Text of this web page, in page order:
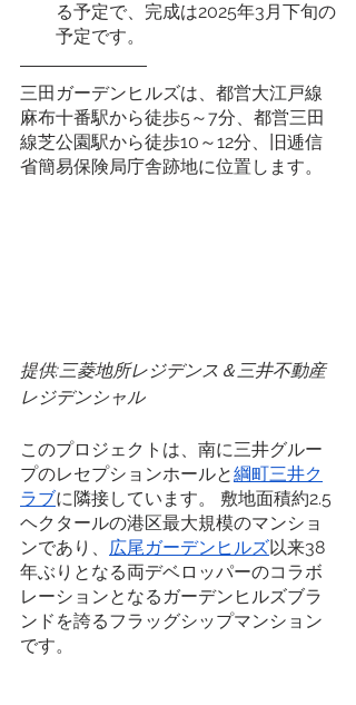
る予定で、完成は2025年3月下旬の
予定です。
三田ガーデンヒルズは、都営大江戸線
麻布十番駅から徒歩5～7分、都営三田
線芝公園駅から徒歩10～12分、旧逓信
省簡易保険局庁舎跡地に位置します。
提供:三菱地所レジデンス＆三井不動産
レジデンシャル
このプロジェクトは、南に三井グルー
プのレセプションホールと綱町三井ク
ラブに隣接しています。 敷地面積約2.5
ヘクタールの港区最大規模のマンショ
ンであり、 広尾ガーデンヒルズ以来38
年ぶりとなる両デベロッパーのコラボ
レーションとなるガーデンヒルズブラ
ンドを誇るフラッグシップマンション
です。